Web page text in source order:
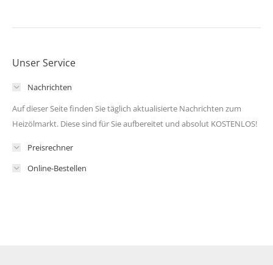
Unser Service
Nachrichten
Auf dieser Seite finden Sie täglich aktualisierte Nachrichten zum
Heizölmarkt. Diese sind für Sie aufbereitet und absolut KOSTENLOS!
Preisrechner
Online-Bestellen